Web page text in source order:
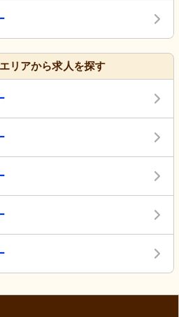
リアから求人を探す